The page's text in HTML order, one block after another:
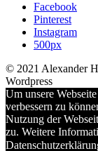
Facebook
Pinterest
Instagram
500px
© 2021 Alexander
Wordpress
Um unsere
verbessern zu
Nutzung der
zu. Weitere